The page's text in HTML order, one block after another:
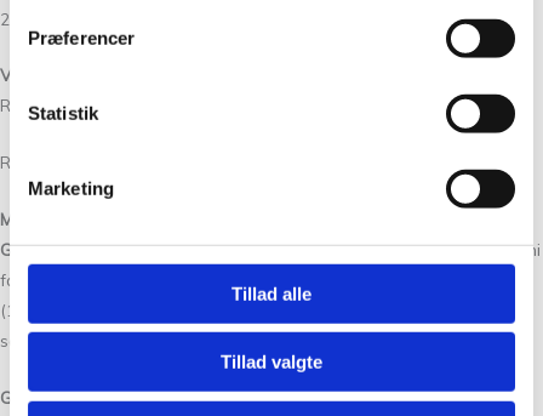
Præferencer
Statistik
Marketing
Tillad alle
Tillad valgte
22 masker, 28 pinde på 10x10cm i glatstrik, efter vask eller damp.
Vejledende pinde:
Rundpind 4mm.
Rundpind 3mm.
Materialeforslag:
Garn A (primærgarn):200 (200) 200 (200) 200 (250) 250 (300)g Spinni
farve 6s, Isager (300m/50g)
(175)g Silk Mohair farve E0, Isager (212m/25g) – Én tråd af hver
sammen.
Garn B (kontrast i vævestrik):50g Spinni, Isager (300m/50g) – Én